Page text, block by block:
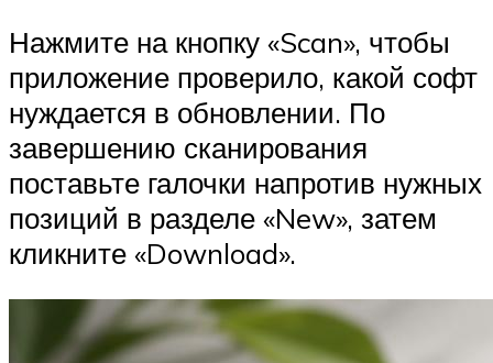
Нажмите на кнопку «Scan», чтобы
приложение проверило, какой софт
нуждается в обновлении. По
завершению сканирования
поставьте галочки напротив нужных
позиций в разделе «New», затем
кликните «Download».